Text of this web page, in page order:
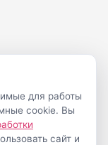
«Р» (БЦ
для работы
cookie. Вы
сайт и